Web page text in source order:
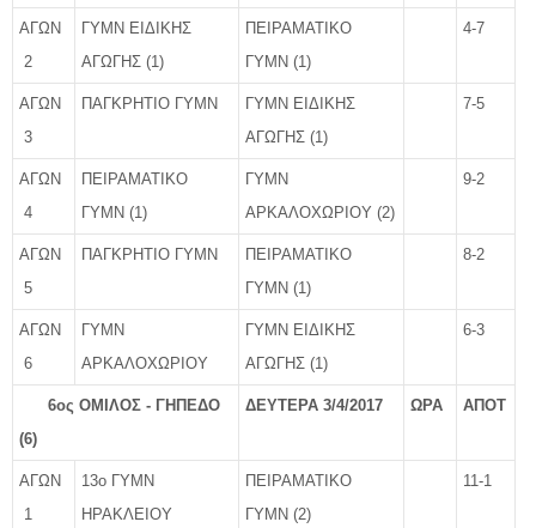
ΑΓΩΝ
2
ΓΥΜΝ ΕΙΔΙΚΗΣ
ΑΓΩΓΗΣ (1)
ΠΕΙΡΑΜΑΤΙΚΟ
ΓΥΜΝ (1)
4-7
ΑΓΩΝ
3
ΠΑΓΚΡΗΤΙΟ ΓΥΜΝ
ΓΥΜΝ ΕΙΔΙΚΗΣ
ΑΓΩΓΗΣ (1)
7-5
ΑΓΩΝ
4
ΠΕΙΡΑΜΑΤΙΚΟ
ΓΥΜΝ (1)
ΓΥΜΝ
ΑΡΚΑΛΟΧΩΡΙΟΥ (2)
9-2
ΑΓΩΝ
5
ΠΑΓΚΡΗΤΙΟ ΓΥΜΝ
ΠΕΙΡΑΜΑΤΙΚΟ
ΓΥΜΝ (1)
8-2
ΑΓΩΝ
6
ΓΥΜΝ
ΑΡΚΑΛΟΧΩΡΙΟΥ
ΓΥΜΝ ΕΙΔΙΚΗΣ
ΑΓΩΓΗΣ (1)
6-3
6ος ΟΜΙΛΟΣ - ΓΗΠΕΔΟ
(6)
ΔΕΥΤΕΡΑ 3/4/2017 ΩΡΑ ΑΠΟΤ
ΑΓΩΝ
1
13ο ΓΥΜΝ
ΗΡΑΚΛΕΙΟΥ
ΠΕΙΡΑΜΑΤΙΚΟ
ΓΥΜΝ (2)
11-1